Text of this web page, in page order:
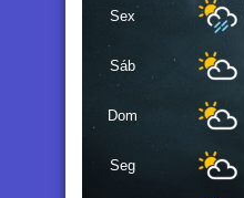
Sex
Sáb
Dom
Seg